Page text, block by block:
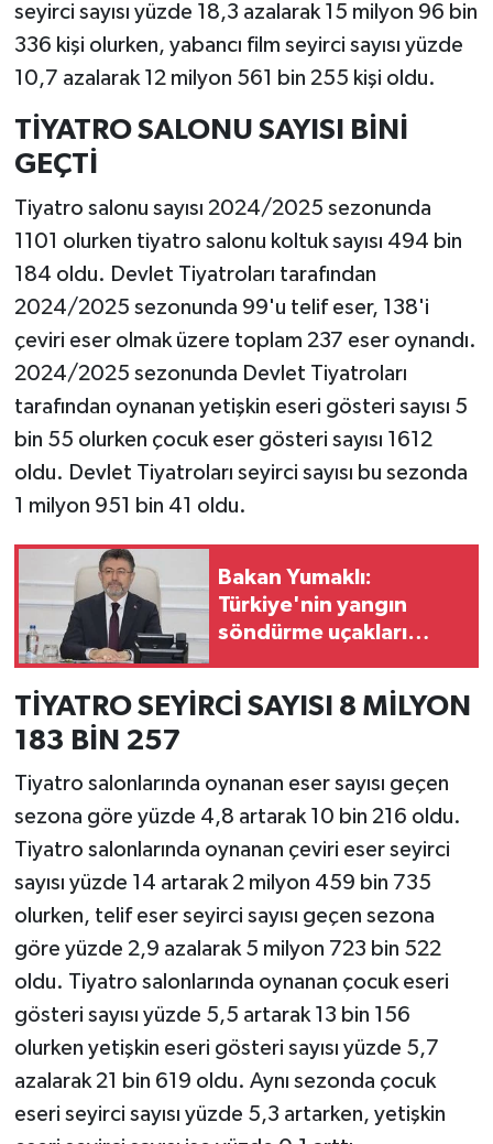
seyirci sayısı yüzde 18,3 azalarak 15 milyon 96 bin
336 kişi olurken, yabancı film seyirci sayısı yüzde
10,7 azalarak 12 milyon 561 bin 255 kişi oldu.
TİYATRO SALONU SAYISI BİNİ
GEÇTİ
Tiyatro salonu sayısı 2024/2025 sezonunda
1101 olurken tiyatro salonu koltuk sayısı 494 bin
184 oldu. Devlet Tiyatroları tarafından
2024/2025 sezonunda 99'u telif eser, 138'i
çeviri eser olmak üzere toplam 237 eser oynandı.
2024/2025 sezonunda Devlet Tiyatroları
tarafından oynanan yetişkin eseri gösteri sayısı 5
bin 55 olurken çocuk eser gösteri sayısı 1612
oldu. Devlet Tiyatroları seyirci sayısı bu sezonda
1 milyon 951 bin 41 oldu.
Bakan Yumaklı:
Türkiye'nin yangın
söndürme uçakları
tamamladı
TİYATRO SEYİRCİ SAYISI 8 MİLYON
183 BİN 257
Tiyatro salonlarında oynanan eser sayısı geçen
sezona göre yüzde 4,8 artarak 10 bin 216 oldu.
Tiyatro salonlarında oynanan çeviri eser seyirci
sayısı yüzde 14 artarak 2 milyon 459 bin 735
olurken, telif eser seyirci sayısı geçen sezona
göre yüzde 2,9 azalarak 5 milyon 723 bin 522
oldu. Tiyatro salonlarında oynanan çocuk eseri
gösteri sayısı yüzde 5,5 artarak 13 bin 156
olurken yetişkin eseri gösteri sayısı yüzde 5,7
azalarak 21 bin 619 oldu. Aynı sezonda çocuk
eseri seyirci sayısı yüzde 5,3 artarken, yetişkin